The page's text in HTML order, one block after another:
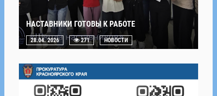
НАСТАВНИКИ ГОТОВЫ К РАБОТЕ
28.04. 2026 271 НОВОСТИ